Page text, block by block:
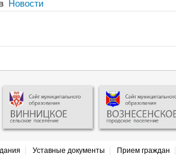
Новости
Уставные документы Прием граждан